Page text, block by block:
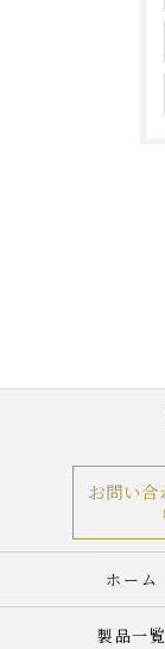
お問い合
ホーム
製品一覧